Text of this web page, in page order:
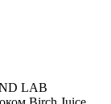
LAB